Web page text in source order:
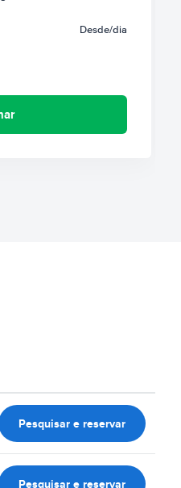
Desde/dia
Pesquisar e reservar
Pesquisar e reservar